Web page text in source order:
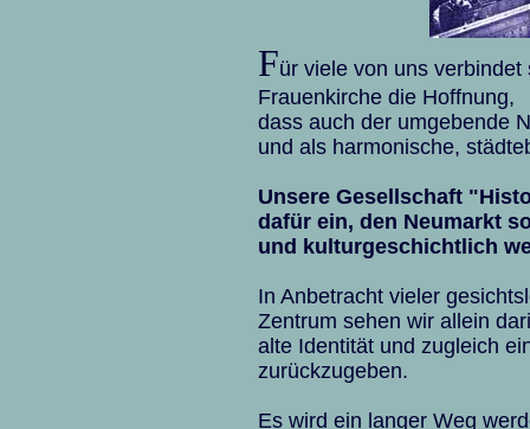
Für viele von uns
Frauenkirche die Hoffnung,
dass auch der umgebende
und als harmonische,
Unsere Gesellschaft
dafür ein, den Neumarkt
und kulturgeschichtlich
In Anbetracht vieler
Zentrum sehen wir allein
alte Identität und zugleich
zurückzugeben.
Es wird ein langer Weg